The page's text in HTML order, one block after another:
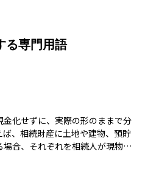
る専門用語
化せずに、実際の形のままで分
、相続財産に土地や建物、預貯
合、それぞれを相続人が現物の